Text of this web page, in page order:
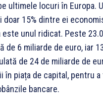
ultimele locuri în
15% dintre ei
unul ridicat. Peste
de 6 miliarde de euro, iar
de 24 de miliarde de
piața de capital, pentru
bancare.